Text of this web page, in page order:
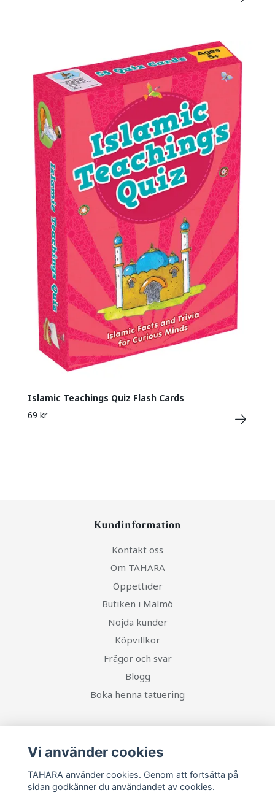
Islamic Teachings Quiz Flash Cards
69 kr
Kundinformation
Kontakt oss
Om TAHARA
Öppettider
Butiken i Malmö
Nöjda kunder
Köpvillkor
Frågor och svar
Blogg
Boka henna tatuering
Vi använder cookies
TAHARA använder cookies. Genom att fortsätta på
sidan godkänner du användandet av cookies.